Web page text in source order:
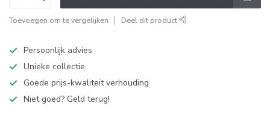
Toevoegen om te vergelijken Deel dit product
Persoonlijk advies
Unieke collectie
Goede prijs-kwaliteit verhouding
Niet goed? Geld terug!